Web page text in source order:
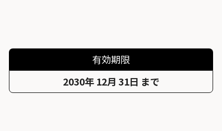
有効期限
2030年 12月 31日 まで